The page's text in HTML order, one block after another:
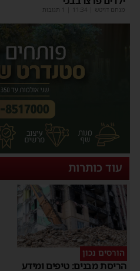
מנחם דויטש 11:34
עוד כותרות
הורסים נכון
הריסת מבנים: טיפים ומידע